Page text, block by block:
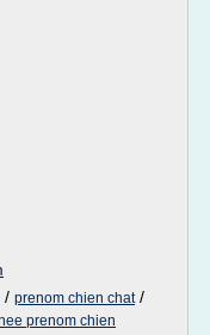
/ prenom chien chat/
prenom chien